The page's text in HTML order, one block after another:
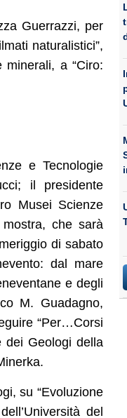
Guerrazzi, per
naturalistici”,
a “Ciro:
e Tecnologie
il presidente
Musei Scienze
che sarà
di sabato
dal mare
e degli
M. Guadagno,
“Per…Corsi
dei Geologi della
su “Evoluzione
del